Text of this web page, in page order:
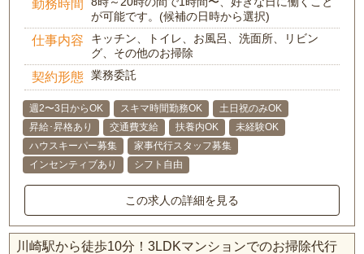
勤務時間
が可能です。(候補の日時から選択)
仕事内容
キッチン、トイレ、お風呂、洗面所、リビン
グ、その他のお掃除
契約形態 業務委託
週2〜3日からOK スキマ時間勤務OK
土日祝のみOK
昇給･昇格あり
交通費支給 扶養内OK
未経験OK
ハウスキーパー募集
家事代行スタッフ募集
インセンティブあり
シフト自由
この求人の詳細を見る
川崎駅から徒歩10分！3LDKマンションでのお掃除代行